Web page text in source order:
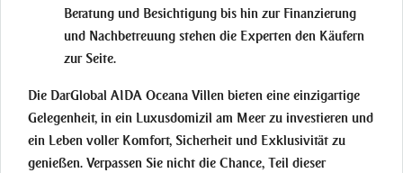
Beratung und Besichtigung bis hin zur Finanzierung
und Nachbetreuung stehen die Experten den Käufern
zur Seite.
Die DarGlobal AIDA Oceana Villen bieten eine einzigartige
Gelegenheit, in ein Luxusdomizil am Meer zu investieren und
ein Leben voller Komfort, Sicherheit und Exklusivität zu
genießen. Verpassen Sie nicht die Chance, Teil dieser